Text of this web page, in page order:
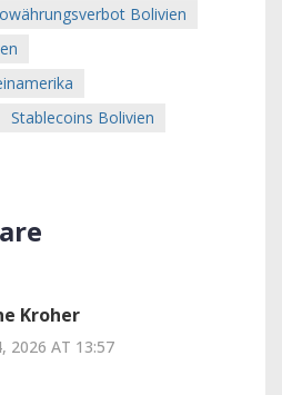
Bolivien
Stablecoins Bolivien
Kroher
2026 AT 13:57